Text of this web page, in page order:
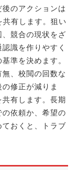
のアクションは
有します。狙い
競合の現状をざ
識を作りやすく
準を決めます。
、校閲の回数な
修正が減りま
有します。長期
依頼か、希望の
おくと、トラブ